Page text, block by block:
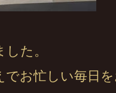
た。
でお忙しい毎日